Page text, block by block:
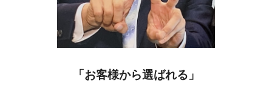
「お客様から選ばれる」